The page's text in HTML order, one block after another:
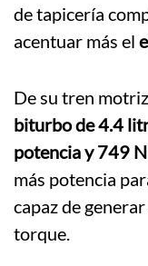
de tapicería
acentuar más el
De su tren
biturbo de 4.4
potencia y 749
más potencia
capaz de
torque.